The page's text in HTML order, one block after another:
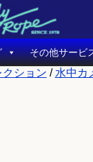
その他サービ
クション / 水中カ